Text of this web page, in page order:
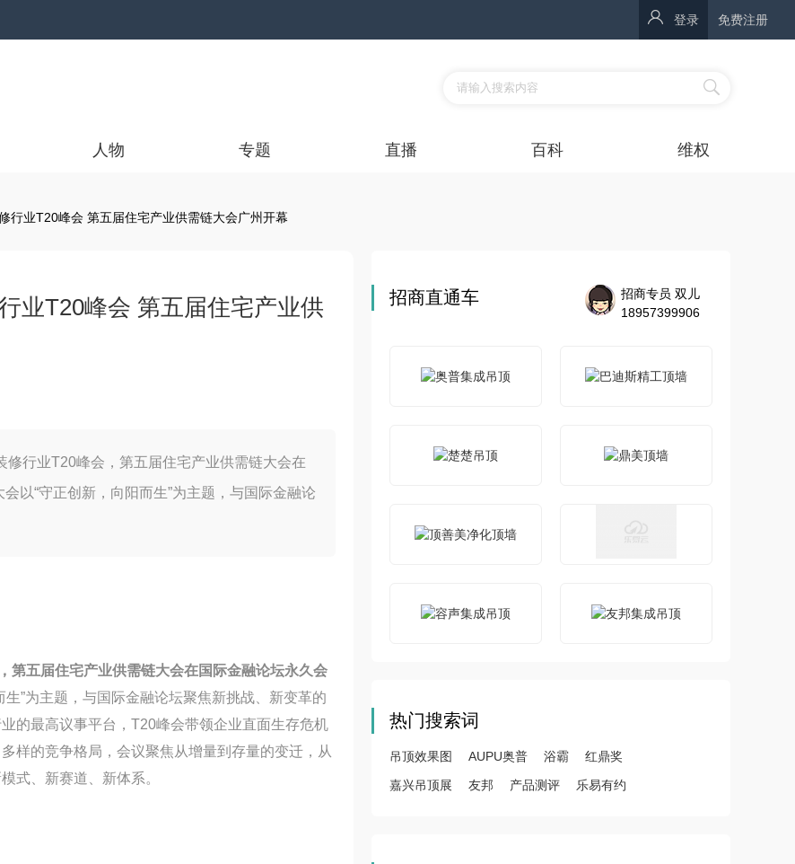
登录 免费注册
人物 专题 直播 百科 维权
行业T20峰会 第五届住宅产业供需链大会广州开幕
业T20峰会 第五届住宅产业供
修行业T20峰会，第五届住宅产业供需链大会在
以“守正创新，向阳而生”为主题，与国际金融论
第五届住宅产业供需链大会在国际金融论坛永久会
生”为主题，与国际金融论坛聚焦新挑战、新变革的
的最高议事平台，T20峰会带领企业直面生存危机
样的竞争格局，会议聚焦从增量到存量的变迁，从
式、新赛道、新体系。
招商直通车
招商专员 双儿
18957399906
热门搜索词
吊顶效果图 AUPU奥普 浴霸
红鼎奖
嘉兴吊顶展
友邦 产品测评 乐易有约